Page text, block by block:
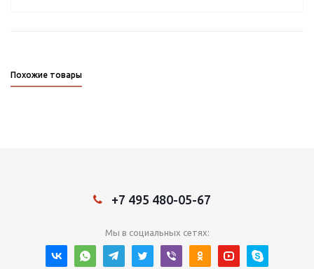
Похожие товары
+7 495 480-05-67
Мы в социальных сетях: